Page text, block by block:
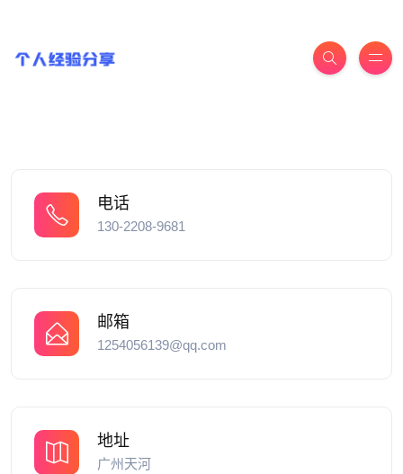
电话
130-2208-9681
邮箱
1254056139@qq.com
地址
广州天河